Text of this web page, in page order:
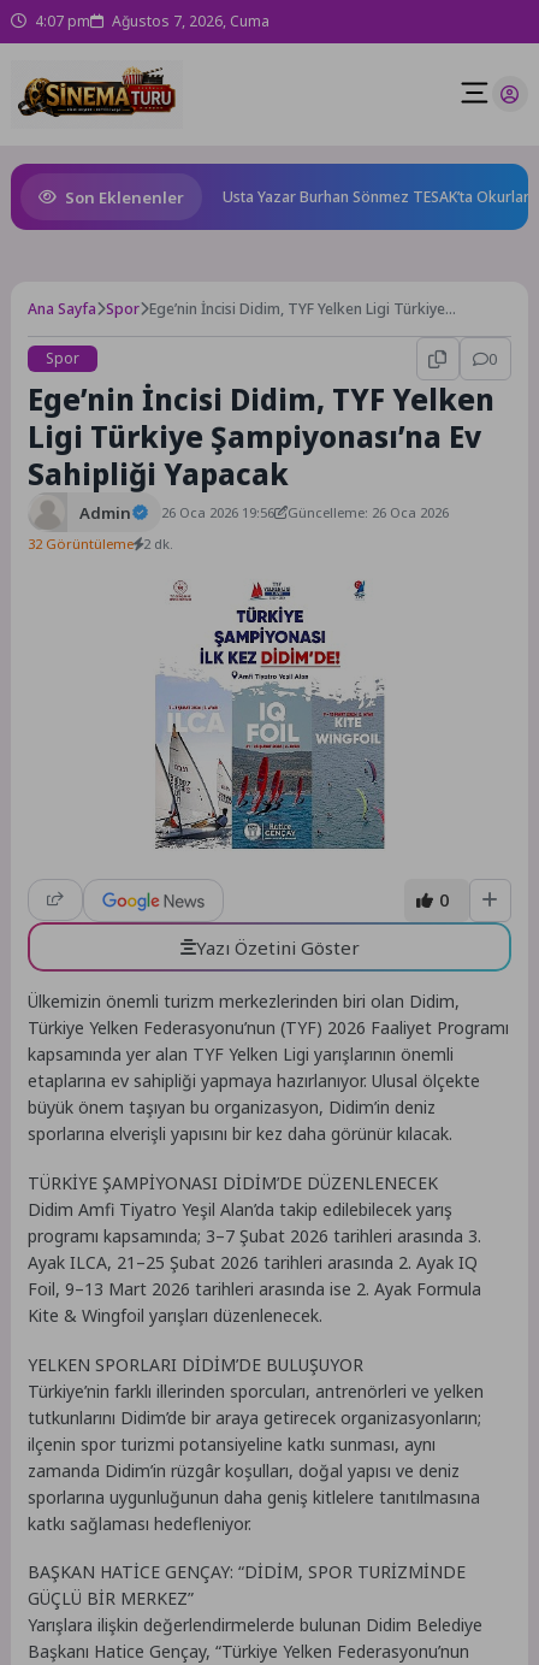
4:07 pm Ağustos 7, 2026, Cuma
Son Eklenenler
karnında başlıyor! Usta Yazar Burhan Sönmez TESAK’ta
Ana Sayfa Spor Ege’nin İncisi Didim, TYF Yelken Ligi Türkiye
Spor
0
Ege’nin İncisi Didim, TYF Yelken
Ligi Türkiye Şampiyonası’na Ev
Sahipliği Yapacak
Admin 26 Oca 2026 19:56
Güncelleme: 26 Oca 2026
32 Görüntüleme 2 dk.
0
Yazı Özetini Göster
Ülkemizin önemli turizm merkezlerinden biri olan Didim,
Türkiye Yelken Federasyonu’nun (TYF) 2026 Faaliyet Programı
kapsamında yer alan TYF Yelken Ligi yarışlarının önemli
etaplarına ev sahipliği yapmaya hazırlanıyor. Ulusal ölçekte
büyük önem taşıyan bu organizasyon, Didim’in deniz
sporlarına elverişli yapısını bir kez daha görünür kılacak.
TÜRKİYE ŞAMPİYONASI DİDİM’DE DÜZENLENECEK
Didim Amfi Tiyatro Yeşil Alan’da takip edilebilecek yarış
programı kapsamında; 3–7 Şubat 2026 tarihleri arasında 3.
Ayak ILCA, 21–25 Şubat 2026 tarihleri arasında 2. Ayak IQ
Foil, 9–13 Mart 2026 tarihleri arasında ise 2. Ayak Formula
Kite & Wingfoil yarışları düzenlenecek.
YELKEN SPORLARI DİDİM’DE BULUŞUYOR
Türkiye’nin farklı illerinden sporcuları, antrenörleri ve yelken
tutkunlarını Didim’de bir araya getirecek organizasyonların;
ilçenin spor turizmi potansiyeline katkı sunması, aynı
zamanda Didim’in rüzgâr koşulları, doğal yapısı ve deniz
sporlarına uygunluğunun daha geniş kitlelere tanıtılmasına
katkı sağlaması hedefleniyor.
BAŞKAN HATİCE GENÇAY: “DİDİM, SPOR TURİZMİNDE
GÜÇLÜ BİR MERKEZ”
Yarışlara ilişkin değerlendirmelerde bulunan Didim Belediye
Başkanı Hatice Gençay, “Türkiye Yelken Federasyonu’nun